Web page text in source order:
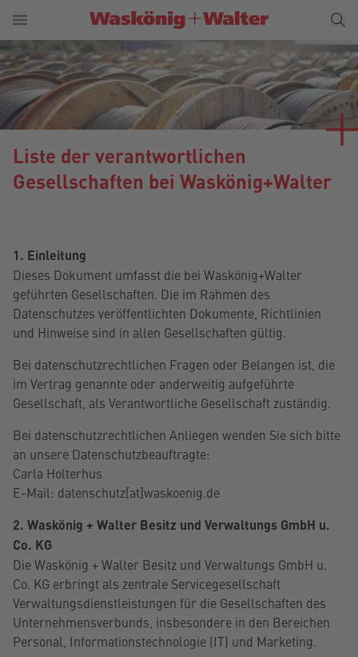
Liste der verantwortlichen
Gesellschaften bei Waskönig+Walter
1. Einleitung
Dieses Dokument umfasst die bei Waskönig+Walter
geführten Gesellschaften. Die im Rahmen des
Datenschutzes veröffentlichten Dokumente, Richtlinien
und Hinweise sind in allen Gesellschaften gültig.
Bei datenschutzrechtlichen Fragen oder Belangen ist, die
im Vertrag genannte oder anderweitig aufgeführte
Gesellschaft, als Verantwortliche Gesellschaft zuständig.
Bei datenschutzrechtlichen Anliegen wenden Sie sich bitte
an unsere Datenschutzbeauftragte:
Carla Holterhus
E-Mail: datenschutz[at]waskoenig.de
2. Waskönig + Walter Besitz und Verwaltungs GmbH u.
Co. KG
Die Waskönig + Walter Besitz und Verwaltungs GmbH u.
Co. KG erbringt als zentrale Servicegesellschaft
Verwaltungsdienstleistungen für die Gesellschaften des
Unternehmensverbunds, insbesondere in den Bereichen
Personal, Informationstechnologie (IT) und Marketing.